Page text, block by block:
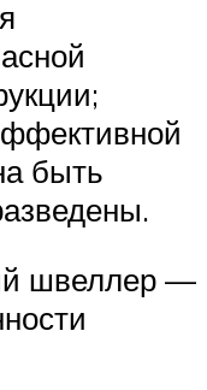
быть
швеллер —